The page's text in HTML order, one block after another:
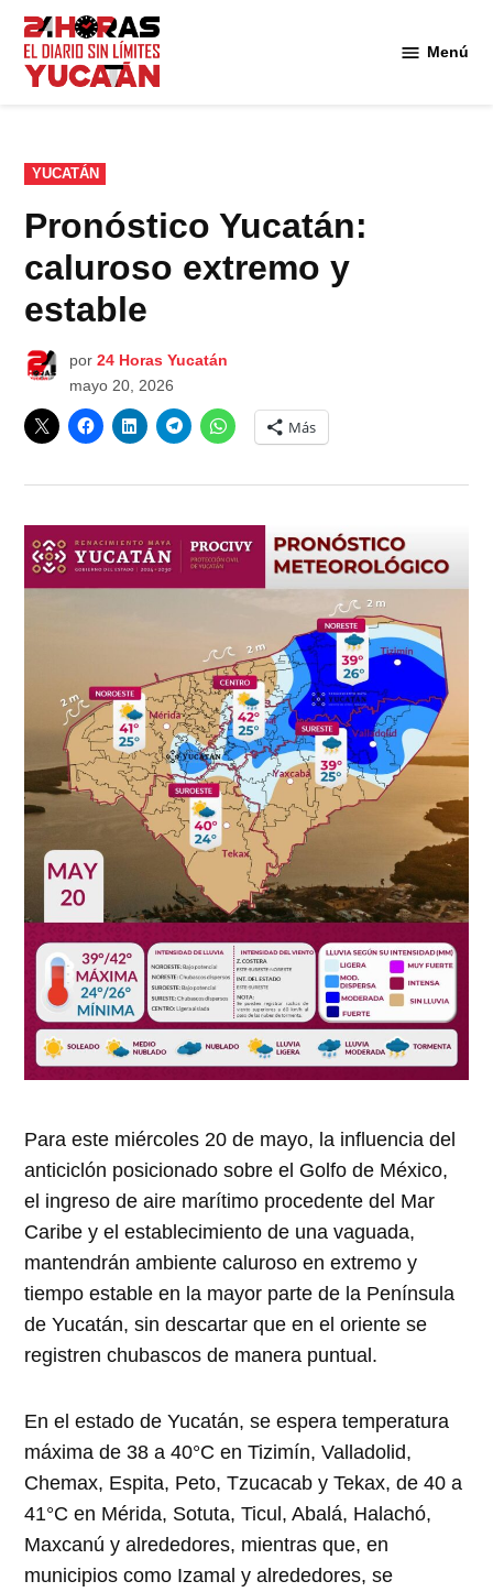
Saltar
contenido
Menú
PUBLICADO
EN
YUCATÁN
Pronóstico Yucatán:
caluroso extremo y
estable
por 24 Horas Yucatán
mayo 20, 2026
Más
Para este miércoles 20 de mayo, la influencia del
anticiclón posicionado sobre el Golfo de México,
el ingreso de aire marítimo procedente del Mar
Caribe y el establecimiento de una vaguada,
mantendrán ambiente caluroso en extremo y
tiempo estable en la mayor parte de la Península
de Yucatán, sin descartar que en el oriente se
registren chubascos de manera puntual.
En el estado de Yucatán, se espera temperatura
máxima de 38 a 40°C en Tizimín, Valladolid,
Chemax, Espita, Peto, Tzucacab y Tekax, de 40 a
41°C en Mérida, Sotuta, Ticul, Abalá, Halachó,
Maxcanú y alrededores, mientras que, en
municipios como Izamal y alrededores, se